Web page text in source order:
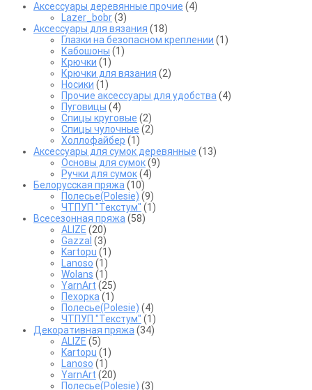
Аксессуары деревянные прочие (4)
Lazer_bobr(3)
Аксессуары для вязания (18)
Глазки на безопасном креплении (1)
Кабошоны (1)
Крючки (1)
Крючки для вязания (2)
Носики (1)
Прочие аксессуары для удобства(4)
Пуговицы (4)
Спицы круговые (2)
Спицы чулочные (2)
Холлофайбер (1)
Аксессуары для сумок деревянные (13)
Основы для сумок(9)
Ручки для сумок(4)
Белорусская пряжа(10)
Полесье(Polesie) (9)
ЧТПУП "Текстум" (1)
Всесезонная пряжа(58)
ALIZE (20)
Gazzal (3)
Kartopu (1)
Lanoso (1)
Wolans (1)
YarnArt (25)
Пехорка(1)
Полесье(Polesie) (4)
ЧТПУП "Текстум" (1)
Декоративная пряжа(34)
ALIZE (5)
Kartopu (1)
Lanoso (1)
YarnArt (20)
Полесье(Polesie) (3)